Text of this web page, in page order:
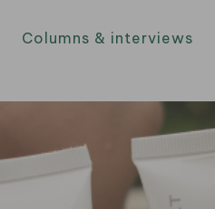
Columns & interviews